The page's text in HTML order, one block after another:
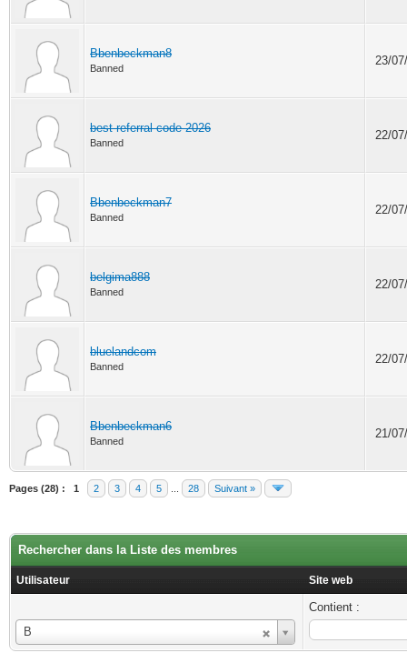
Bbenbeckman8
Banned
23/
best referral code 2026
Banned
22/
Bbenbeckman7
Banned
22/
belgima888
Banned
22/
bluelandcom
Banned
22/
Bbenbeckman6
Banned
21/
Pages (28) : 1 2 3 4 5 28 Suivant »
Rechercher dans la Liste des membres
Utilisateur Site web
B
Utilisateur
Contient :